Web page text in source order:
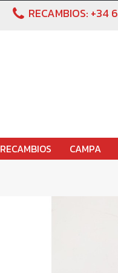
RECAMBIOS: +34
RECAMBIOS CAMPA